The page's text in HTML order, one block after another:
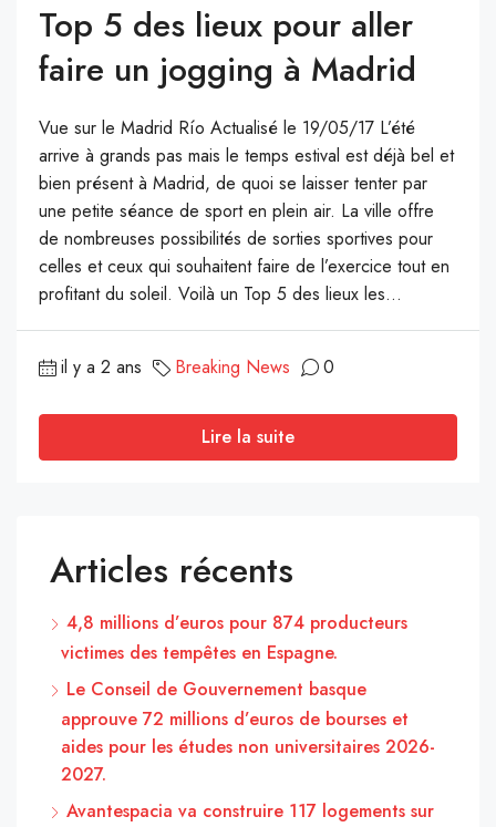
Top 5 des lieux pour aller
faire un jogging à Madrid
Vue sur le Madrid Río Actualisé le 19/05/17 L’été
arrive à grands pas mais le temps estival est déjà bel et
bien présent à Madrid, de quoi se laisser tenter par
une petite séance de sport en plein air. La ville offre
de nombreuses possibilités de sorties sportives pour
celles et ceux qui souhaitent faire de l’exercice tout en
profitant du soleil. Voilà un Top 5 des lieux les...
il y a 2 ans Breaking News 0
Lire la suite
Articles récents
4,8 millions d’euros pour 874 producteurs
victimes des tempêtes en Espagne.
Le Conseil de Gouvernement basque
approuve 72 millions d’euros de bourses et
aides pour les études non universitaires 2026-
2027.
Avantespacia va construire 117 logements sur